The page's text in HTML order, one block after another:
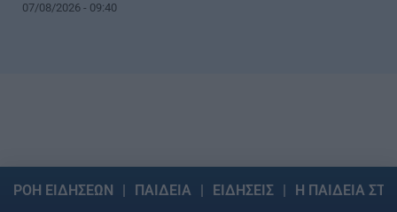
07/08/2026 - 09:40
ΡΟΗ ΕΙΔΗΣΕΩΝ ΠΑΙΔΕΙΑ ΕΙΔΗΣΕΙΣ Η ΠΑΙΔΕΙΑ